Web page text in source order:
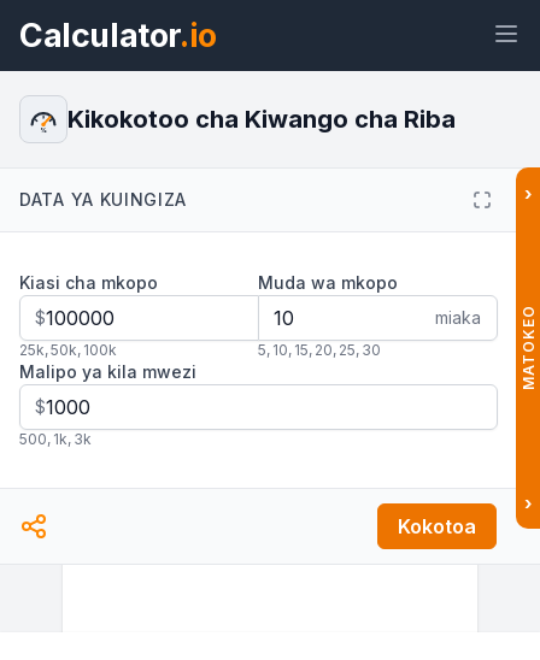
Calculator.io
Muhtasari Kikokotoo cha Kiwango
cha Riba Wijeti
% Kikokotoo cha Kiwango cha Riba
DATA YA KUINGIZA
Kiasi cha mkopo
$
25k,50k, 100k
Muda wa mkopo
miaka
5, 10, 15, 20, 25, 30
Malipo ya kila mwezi
$
500, 1k, 3k
Kokotoa
›
MATOKEO
›